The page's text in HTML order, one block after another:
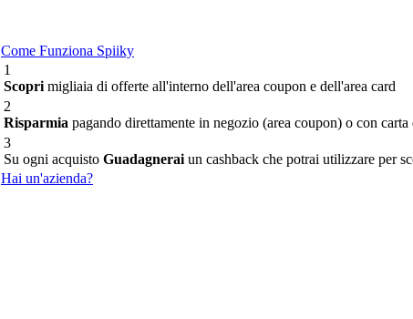
Come Funziona Spiiky
1
Scopri migliaia di offerte all'interno dell'area coupon e dell'area card
2
Risparmia pagando direttamente in negozio (area coupon) o con
3
Su ogni acquisto Guadagnerai un cashback che potrai utilizzare per
Hai un'azienda?